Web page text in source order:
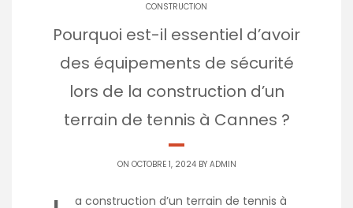
CONSTRUCTION
Pourquoi est-il essentiel d’avoir
des équipements de sécurité
lors de la construction d’un
terrain de tennis à Cannes ?
ON OCTOBRE 1, 2024 BY ADMIN
a construction d’un terrain de tennis à